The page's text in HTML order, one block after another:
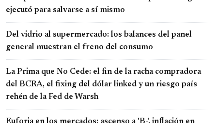
ejecutó para salvarse a sí mismo
Del vidrio al supermercado: los balances del panel
general muestran el freno del consumo
La Prima que No Cede: el fin de la racha compradora
del BCRA, el fixing del dólar linked y un riesgo país
rehén de la Fed de Warsh
Euforia en los mercados: ascenso a 'B-', inflación en